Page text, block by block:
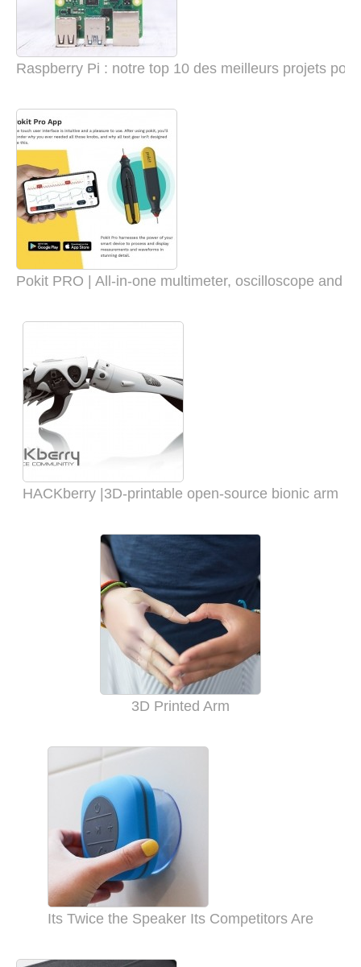
Raspberry Pi : notre top 10 des meilleurs projets
Pokit PRO | All-in-one multimeter, oscilloscope and
HACKberry |3D-printable open-source bionic arm
3D Printed Arm
Its Twice the Speaker Its Competitors Are